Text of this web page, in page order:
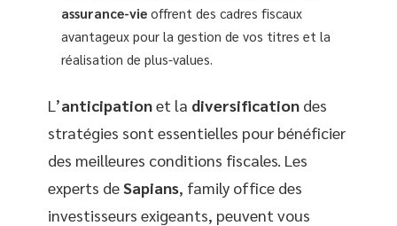
assurance-vie offrent des cadres fiscaux
avantageux pour la gestion de vos titres et la
réalisation de plus-values.
L’anticipationet la diversification des
stratégies sont essentielles pour bénéficier
des meilleures conditions fiscales. Les
experts deSapians, family office des
investisseurs exigeants, peuvent vous